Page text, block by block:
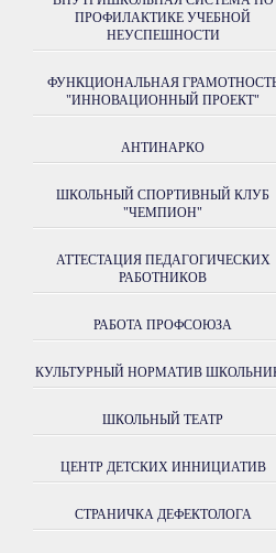
ПРОФИЛАКТИКЕ УЧЕБНОЙ
НЕУСПЕШНОСТИ
ФУНКЦИОНАЛЬНАЯ
"ИННОВАЦИОННЫЙ ПРОЕКТ"
АНТИНАРКО
ШКОЛЬНЫЙ СПОРТИВНЫЙ КЛУБ
"ЧЕМПИОН"
АТТЕСТАЦИЯ ПЕДАГОГИЧЕСКИХ
РАБОТНИКОВ
РАБОТА ПРОФСОЮЗА
КУЛЬТУРНЫЙ НОРМАТИВ
ШКОЛЬНЫЙ ТЕАТР
ЦЕНТР ДЕТСКИХ ИННИЦИАТИВ
СТРАНИЧКА ДЕФЕКТОЛОГА